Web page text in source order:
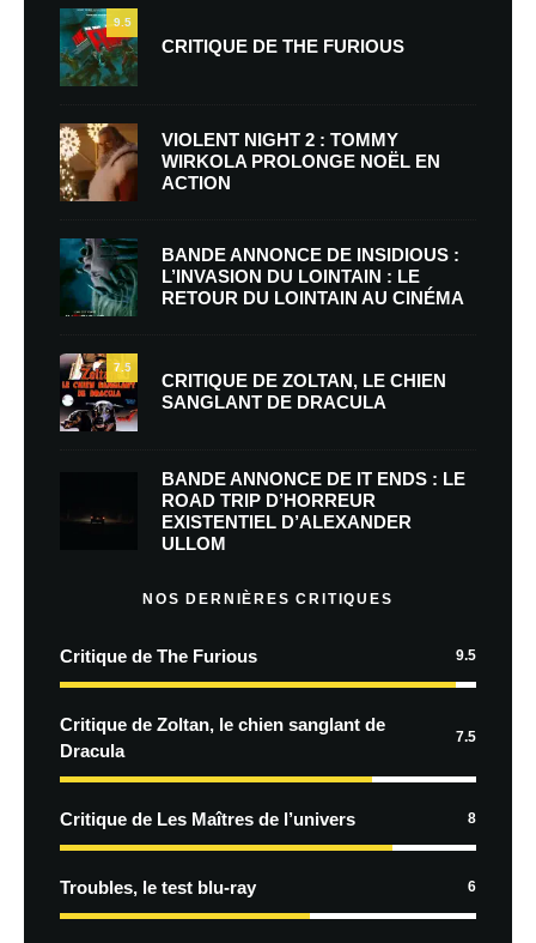
9.5
CRITIQUE DE THE FURIOUS
VIOLENT NIGHT 2 : TOMMY
WIRKOLA PROLONGE NOËL EN
ACTION
BANDE ANNONCE DE INSIDIOUS :
L’INVASION DU LOINTAIN : LE
RETOUR DU LOINTAIN AU CINÉMA
7.5
CRITIQUE DE ZOLTAN, LE CHIEN
SANGLANT DE DRACULA
BANDE ANNONCE DE IT ENDS : LE
ROAD TRIP D’HORREUR
EXISTENTIEL D’ALEXANDER
ULLOM
NOS DERNIÈRES CRITIQUES
Critique de The Furious 9.5
Critique de Zoltan, le chien sanglant de
Dracula
7.5
Critique de Les Maîtres de l’univers 8
Troubles, le test blu-ray 6